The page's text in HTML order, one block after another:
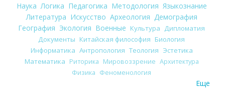
Наука Логика Педагогика Методология Языкознание
Литература Искусство Археология Демография
География Экология Военные Культура
Дипломатия
Документы Китайская философия Биология
Информатика Антропология Теология Эстетика
Математика Риторика Мировоззрение Архитектура
Физика Феноменология
Еще